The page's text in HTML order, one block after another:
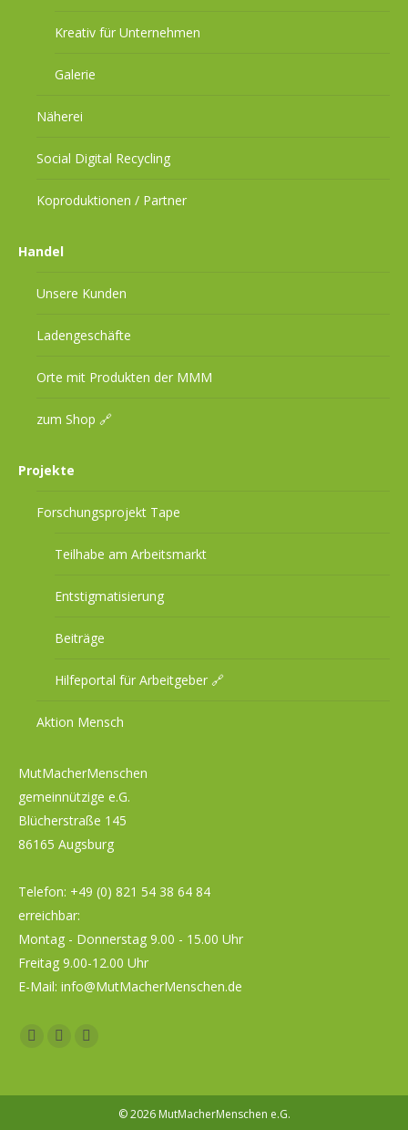
Kreativ für Unternehmen
Galerie
Näherei
Social Digital Recycling
Koproduktionen / Partner
Handel
Unsere Kunden
Ladengeschäfte
Orte mit Produkten der MMM
zum Shop 🔗
Projekte
Forschungsprojekt Tape
Teilhabe am Arbeitsmarkt
Entstigmatisierung
Beiträge
Hilfeportal für Arbeitgeber 🔗
Aktion Mensch
MutMacherMenschen
gemeinnützige e.G.
Blücherstraße 145
86165 Augsburg
Telefon: +49 (0) 821 54 38 64 84
erreichbar:
Montag - Donnerstag 9.00 - 15.00 Uhr
Freitag 9.00-12.00 Uhr
E-Mail: info@MutMacherMenschen.de
Facebook
opens
YouTube
opens
Instagram
opens
© 2026 MutMacherMenschen e.G.